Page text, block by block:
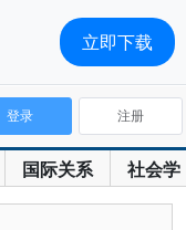
国际关系 社会学
登录 注册
立即下载